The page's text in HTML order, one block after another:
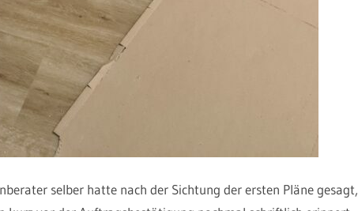
selber hatte nach der Sichtung der ersten Pläne gesagt,